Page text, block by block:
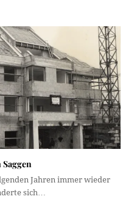
Jahren immer wieder
sich…